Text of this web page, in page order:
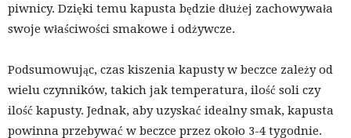
piwnicy. Dzięki temu kapusta będzie dłużej zachowywała
swoje właściwości smakowe i odżywcze.
Podsumowując, czas kiszenia kapusty w beczce zależy od
wielu czynników, takich jak temperatura, ilość soli czy
ilość kapusty. Jednak, aby uzyskać idealny smak, kapusta
powinna przebywać w beczce przez około 3-4 tygodnie.